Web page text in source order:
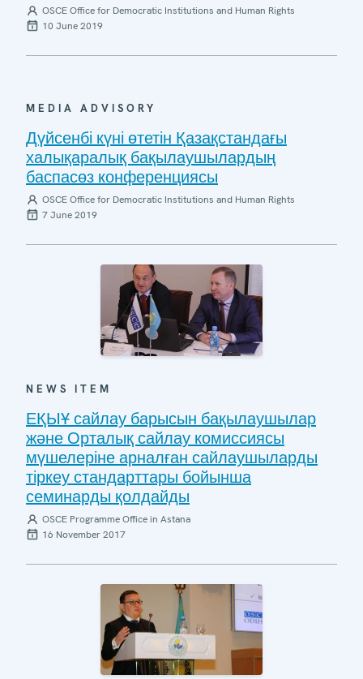
OSCE Office for Democratic Institutions and Human Rights
10 June 2019
MEDIA ADVISORY
Дүйсенбі күні өтетін Қазақстандағы
халықаралық бақылаушылардың
баспасөз конференциясы
OSCE Office for Democratic Institutions and Human Rights
7 June 2019
NEWS ITEM
ЕҚЫҰ сайлау барысын бақылаушылар
және Орталық сайлау комиссиясы
мүшелеріне арналған сайлаушыларды
тіркеу стандарттары бойынша
семинарды қолдайды
OSCE Programme Office in Astana
16 November 2017